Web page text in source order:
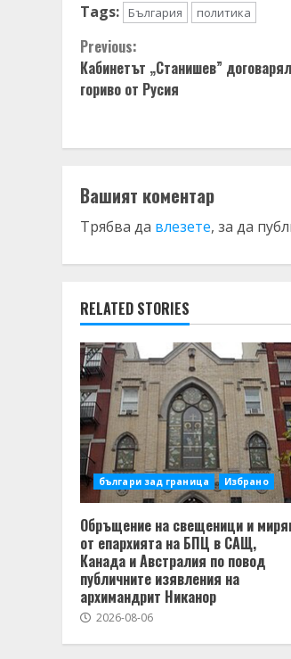
Tags:
България политика
Continue
Reading
Previous:
Кабинетът „Станишев”
гориво от Русия
Вашият коментар
Трябва да влезете, за да
RELATED STORIES
българи зад граница Избрано
Обръщение на свещеници и
от епархията на БПЦ в САЩ,
Канада и Австралия по повод
публичните изявления на
архимандрит Никанор
2026-08-06